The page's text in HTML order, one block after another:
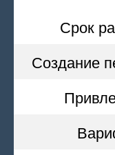
Срок
Создание